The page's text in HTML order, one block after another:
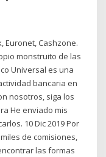
Euronet, Cashzone.
monstruito de las
Universal es una
bancaria en
nosotros, siga los
He enviado mis
10 Dic 2019 Por
de comisiones,
las formas